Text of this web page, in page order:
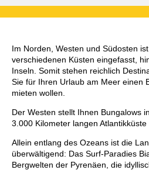
Im Norden, Westen und Südosten
verschiedenen Küsten eingefasst,
Inseln. Somit stehen reichlich
Sie für Ihren Urlaub am Meer einen
mieten wollen.
Der Westen stellt Ihnen Bungalows
3.000 Kilometer langen Atlantikküste
Allein entlang des Ozeans ist die
überwältigend: Das Surf-Paradies
Bergwelten der Pyrenäen, die